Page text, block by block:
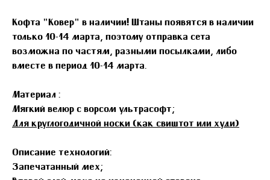
Кофта "Ковер" в наличии! Штаны появятся в наличии
только 10-14 марта, поэтому отправка сета
возможна по частям, разными посылками, либо
вместе в период 10-14 марта.
Материал :
Мягкий велюр с ворсом ультрасофт;
Для круглогодичной носки (как свиштот или худи)
Описание технологий:
Запечатанный мех;